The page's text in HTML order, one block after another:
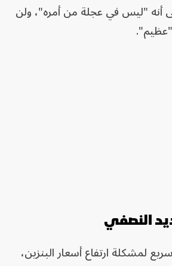
"ليس في عجلة من أمره"، ولن
النصفي
لمشكلة ارتفاع أسعار البنزين،